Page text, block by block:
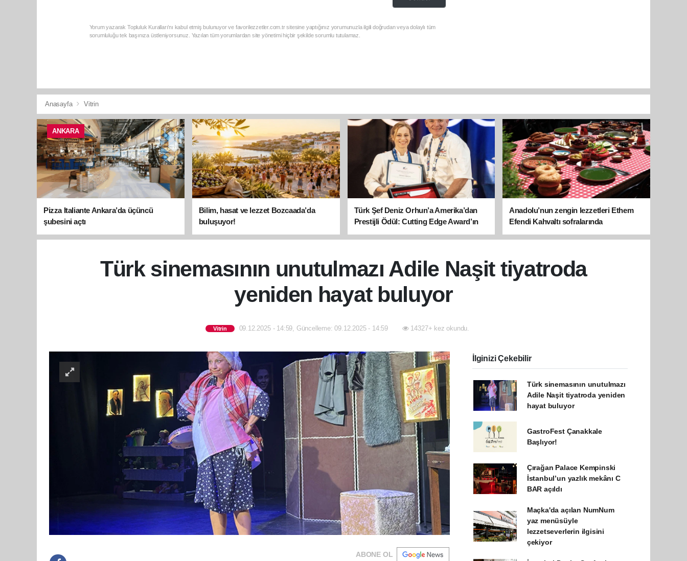
Yorum yazarak Topluluk Kuralları’nı kabul etmiş bulunuyor ve favorilezzetler.com.tr sitesine yaptığınız yorumunuzla ilgili doğrudan veya dolaylı tüm
sorumluluğu tek başınıza üstleniyorsunuz. Yazılan tüm yorumlardan site yönetimi hiçbir şekilde sorumlu tutulamaz.
Anasayfa Vitrin
ANKARA
Pizza Italiante Ankara’da üçüncü
şubesini açtı
Bilim, hasat ve lezzet Bozcaada’da
buluşuyor!
Türk Şef Deniz Orhun’a Amerika’dan
Prestijli Ödül: Cutting Edge Award’ın
sahibi oldu
Anadolu’nun zengin lezzetleri Ethem
Efendi Kahvaltı sofralarında
Türk sinemasının unutulmazı Adile Naşit tiyatroda
yeniden hayat buluyor
Vitrin 09.12.2025 - 14:59, Güncelleme: 09.12.2025 - 14:59 14327+ kez okundu.
ABONE OL
İlginizi Çekebilir
Türk sinemasının unutulmazı
Adile Naşit tiyatroda yeniden
hayat buluyor
GastroFest Çanakkale
Başlıyor!
Çırağan Palace Kempinski
İstanbul’un yazlık mekânı C
BAR açıldı
Maçka'da açılan NumNum
yaz menüsüyle
lezzetseverlerin ilgisini
çekiyor